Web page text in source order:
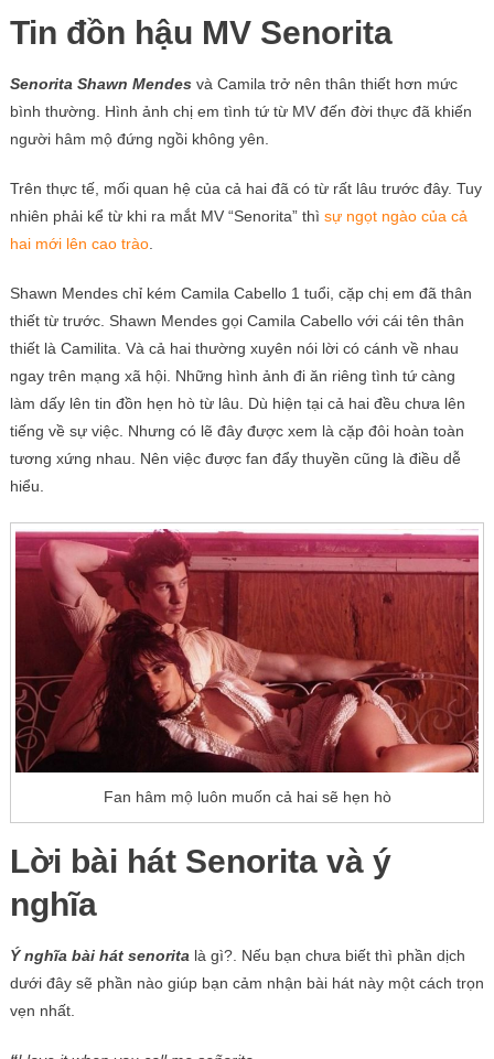
Tin đồn hậu MV Senorita
Senorita Shawn Mendes và Camila trở nên thân thiết hơn mức
bình thường. Hình ảnh chị em tình tứ từ MV đến đời thực đã khiến
người hâm mộ đứng ngồi không yên.
Trên thực tế, mối quan hệ của cả hai đã có từ rất lâu trước đây. Tuy
nhiên phải kể từ khi ra mắt MV “Senorita” thì sự ngọt ngào của cả
hai mới lên cao trào.
Shawn Mendes chỉ kém Camila Cabello 1 tuổi, cặp chị em đã thân
thiết từ trước. Shawn Mendes gọi Camila Cabello với cái tên thân
thiết là Camilita. Và cả hai thường xuyên nói lời có cánh về nhau
ngay trên mạng xã hội. Những hình ảnh đi ăn riêng tình tứ càng
làm dấy lên tin đồn hẹn hò từ lâu. Dù hiện tại cả hai đều chưa lên
tiếng về sự việc. Nhưng có lẽ đây được xem là cặp đôi hoàn toàn
tương xứng nhau. Nên việc được fan đẩy thuyền cũng là điều dễ
hiểu.
Fan hâm mộ luôn muốn cả hai sẽ hẹn hò
Lời bài hát Senorita và ý
nghĩa
Ý nghĩa bài hát senorita là gì?. Nếu bạn chưa biết thì phần dịch
dưới đây sẽ phần nào giúp bạn cảm nhận bài hát này một cách trọn
vẹn nhất.